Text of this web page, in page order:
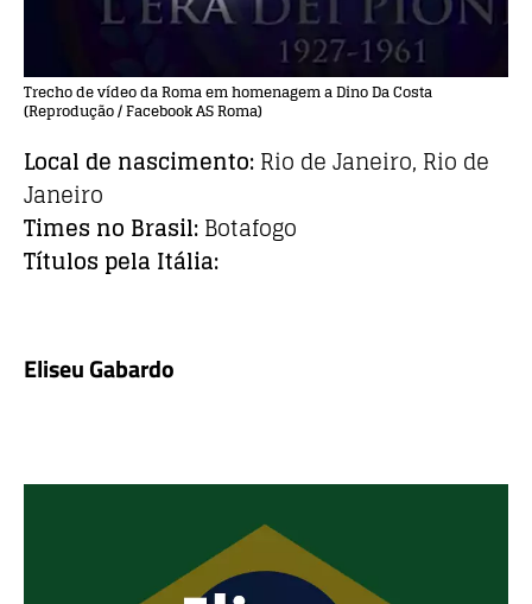
Trecho de vídeo da Roma em homenagem a Dino Da Costa
(Reprodução / Facebook AS Roma)
Local de nascimento:Rio de Janeiro, Rio de
Janeiro
Times no Brasil:Botafogo
Títulos pela Itália:
Eliseu Gabardo